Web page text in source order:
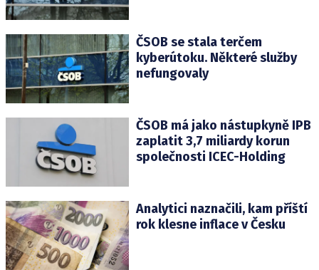
ČSOB se stala terčem
kyberútoku. Některé služby
nefungovaly
ČSOB má jako nástupkyně IPB
zaplatit 3,7 miliardy korun
společnosti ICEC-Holding
Analytici naznačili, kam příští
rok klesne inflace v Česku